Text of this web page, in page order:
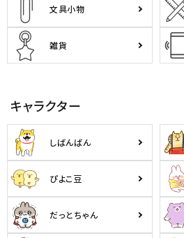
文具小物
雑貨
キャラクター
しばんばん
ぴよこ豆
だっとちゃん